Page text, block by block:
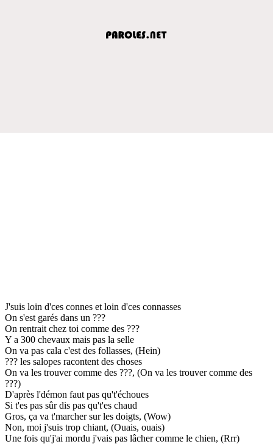
J'suis loin d'ces connes et loin d'ces connasses
On s'est garés dans un ???
On rentrait chez toi comme des ???
Y a 300 chevaux mais pas la selle
On va pas cala c'est des follasses, (Hein)
??? les salopes racontent des choses
On va les trouver comme des ???, (On va les trouver comme des
???)
D'après l'démon faut pas qu't'échoues
Si t'es pas sûr dis pas qu't'es chaud
Gros, ça va t'marcher sur les doigts, (Wow)
Non, moi j'suis trop chiant, (Ouais, ouais)
Une fois qu'j'ai mordu j'vais pas lâcher comme le chien, (Rrr)